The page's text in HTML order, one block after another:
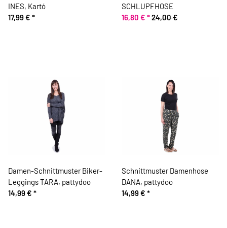
INES, Kartó
17,99 € *
SCHLUPFHOSE
16,80 € *24,00 €
Damen-Schnittmuster Biker-
Leggings TARA, pattydoo
14,99 € *
Schnittmuster Damenhose
DANA, pattydoo
14,99 € *